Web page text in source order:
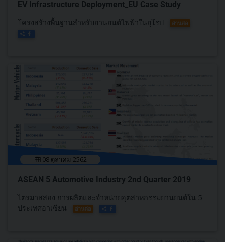
EV Infrastructure Deployment_EU Case Study
โครงสร้างพื้นฐานสำหรับยานยนต์ไฟฟ้าในยุโรป
อ่านต่อ
08 ตุลาคม 2562
ASEAN 5 Automotive Industry 2nd Quarter 2019
ไตรมาสสอง การผลิตและจำหน่ายอุตสาหกรรมยานยนต์ใน 5
ประเทศอาเซียน
อ่านต่อ